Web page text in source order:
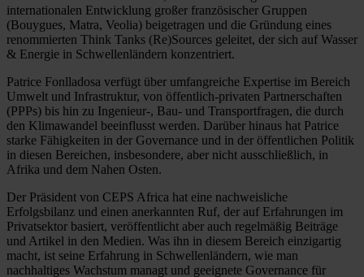
internationalen Entwicklung großer französischer Gruppen
(Bouygues, Matra, Veolia) beigetragen und die Gründung eines
renommierten Think Tanks (Re)Sources geleitet, der sich auf Wasser
& Energie in Schwellenländern konzentriert.
Patrice Fonlladosa verfügt über umfangreiche Expertise im Bereich
Umwelt und Infrastruktur, von öffentlich-privaten Partnerschaften
(PPPs) bis hin zu Ingenieur-, Bau- und Transportfragen, die durch
den Klimawandel beeinflusst werden. Darüber hinaus hat Patrice
starke Fähigkeiten in der Governance und in der öffentlichen Politik
in diesen Bereichen, insbesondere, aber nicht ausschließlich, in
Afrika und dem Nahen Osten.
Der Präsident von CEPS Africa hat eine nachweisliche
Erfolgsbilanz und einen anerkannten Ruf, der auf Erfahrungen im
Privatsektor basiert, veröffentlicht aber auch regelmäßig Beiträge
und Artikel in den Medien. Was ihn in diesem Bereich einzigartig
macht, ist seine Erfahrung in Schwellenländern, wie man
nachhaltiges Wachstum managt und geeignete Governance für